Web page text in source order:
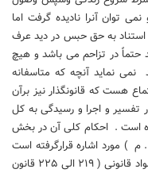
توان آنرا نادیده گرفت اما
به حق حبس در دید عرف
حتماً در تزاحم می باشد و هیچ
نماید آنچه که متاسفانه
هست که قانونگذار نیز برآن
تفسیر و اجرا و رسیدگی به کل
است . احکام کلی آن در بخش
و قواعد عمومی ( ۲۱۹ الی ۲۲۵ ق . م ) مورد اشاره قرارگرفته است
متاسفانه اغلب محاکم در قضاوت خود به این مواد قانونی ( ۲۱۹ الی ۲۲۵ قانون